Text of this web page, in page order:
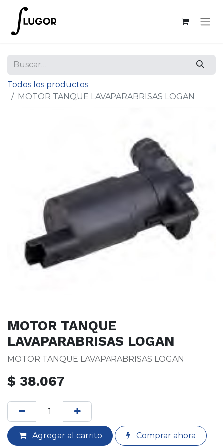
Todos los productos
MOTOR TANQUE LAVAPARABRISAS LOGAN
MOTOR TANQUE
LAVAPARABRISAS LOGAN
MOTOR TANQUE LAVAPARABRISAS LOGAN
$ 38.067
Agregar al carrito Comprar ahora